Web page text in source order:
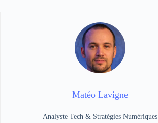
Matéo Lavigne
Analyste Tech & Stratégies Numériques